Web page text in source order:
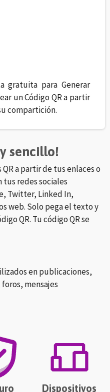
gratuita para Generar
un Código QR a partir
compartición.
sencillo!
a partir de tus enlaces o
redes sociales
Twitter, Linked In,
web. Solo pega el texto y
QR. Tu código QR se
en publicaciones,
mensajes
Dispositivos